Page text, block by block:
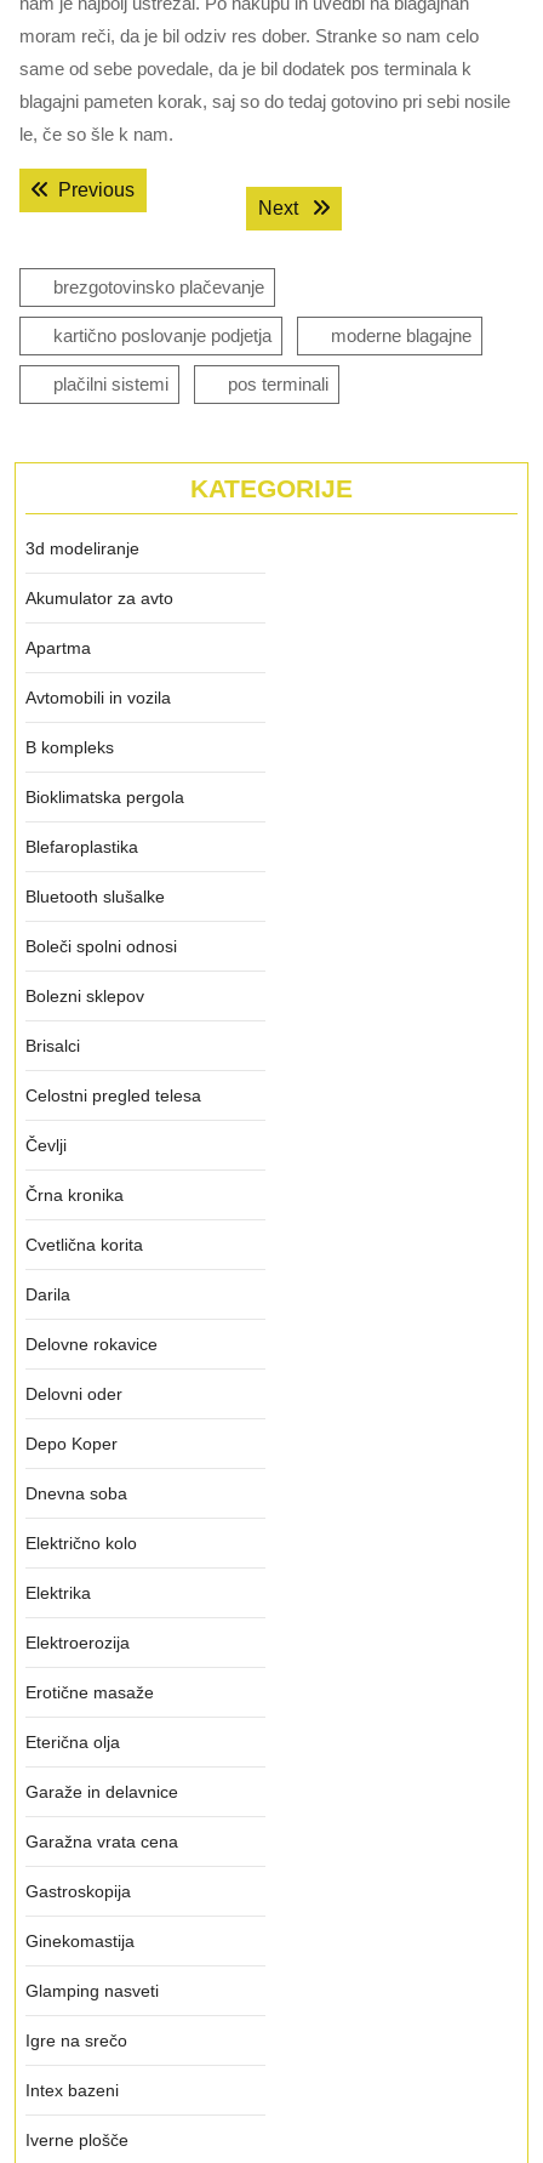
moram reči, da je bil odziv res dober. Stranke so nam celo
same od sebe povedale, da je bil dodatek pos terminala k
blagajni pameten korak, saj so do tedaj gotovino pri sebi nosile
le, če so šle k nam.
Navigacija
prispevka
PreviousPrevious post:
Next
Next post:
brezgotovinsko plačevanje
kartično poslovanje podjetja moderne blagajne
plačilni sistemi pos terminali
KATEGORIJE
3d modeliranje
Akumulator za avto
Apartma
Avtomobili in vozila
B kompleks
Bioklimatska pergola
Blefaroplastika
Bluetooth slušalke
Boleči spolni odnosi
Bolezni sklepov
Brisalci
Celostni pregled telesa
Čevlji
Črna kronika
Cvetlična korita
Darila
Delovne rokavice
Delovni oder
Depo Koper
Dnevna soba
Električno kolo
Elektrika
Elektroerozija
Erotične masaže
Eterična olja
Garaže in delavnice
Garažna vrata cena
Gastroskopija
Ginekomastija
Glamping nasveti
Igre na srečo
Intex bazeni
Iverne plošče